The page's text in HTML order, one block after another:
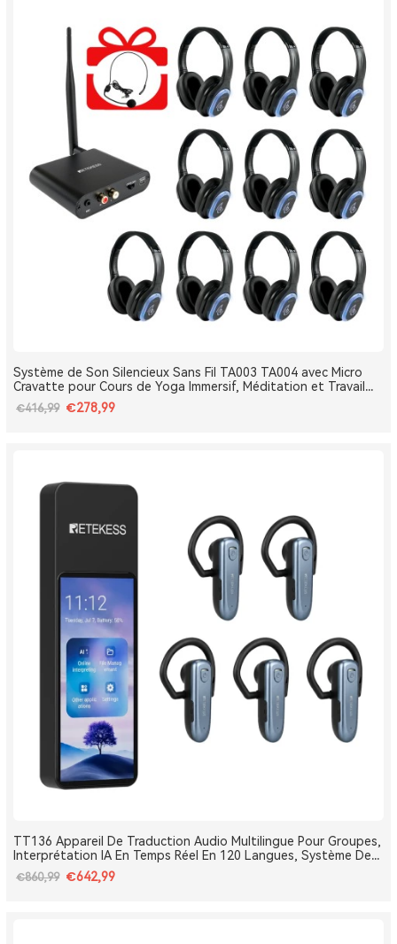
Système de Son Silencieux Sans Fil TA003 TA004 avec Micro
Cravatte pour Cours de Yoga Immersif, Méditation et Travail
Respiratoire
€416,99 €278,99
TT136 Appareil De Traduction Audio Multilingue Pour Groupes,
Interprétation IA En Temps Réel En 120 Langues, Système De
Traduction Pour Tours Et Conférences One-To-Many, Diffusion
Double Canal, Longue Portée 2.4G
€860,99 €642,99